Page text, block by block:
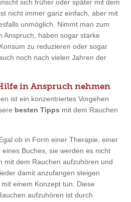
sich früher oder später mit dem
nicht immer ganz einfach, aber mit
unmöglich. Nimmt man zum
Anspruch, haben sogar starke
zu reduzieren oder sogar
noch nach vielen Jahren der
in Anspruch nehmen
ist ein konzentriertes Vorgehen
besten Tipps mit dem Rauchen
ob in Form einer Therapie, einer
Buches, sie werden es nicht
mit dem Rauchen aufzuhören und
damit anzufangen steigen
einem Konzept tun. Diese
aufzuhören ist durch